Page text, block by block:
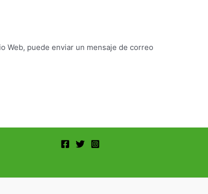
Web, puede enviar un mensaje de correo